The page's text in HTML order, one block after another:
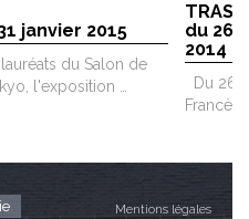
janvier 2015
du Salon de
l'exposition …
du 26
2014
Du 26
Francès
Mentions légales